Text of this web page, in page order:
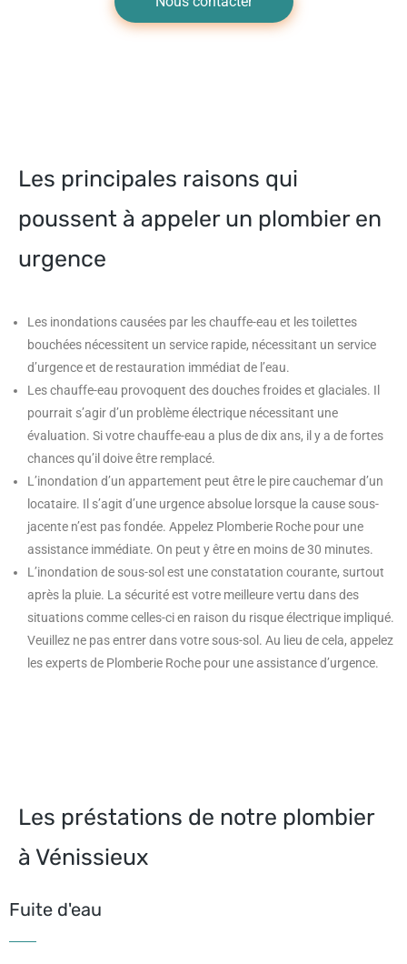
Les principales raisons qui
poussent à appeler un plombier en
urgence
Les inondations causées par les chauffe-eau et les toilettes
bouchées nécessitent un service rapide, nécessitant un service
d’urgence et de restauration immédiat de l’eau.
Les chauffe-eau provoquent des douches froides et glaciales. Il
pourrait s’agir d’un problème électrique nécessitant une
évaluation. Si votre chauffe-eau a plus de dix ans, il y a de fortes
chances qu’il doive être remplacé.
L’inondation d’un appartement peut être le pire cauchemar d’un
locataire. Il s’agit d’une urgence absolue lorsque la cause sous-
jacente n’est pas fondée. Appelez Plomberie Roche pour une
assistance immédiate. On peut y être en moins de 30 minutes.
L’inondation de sous-sol est une constatation courante, surtout
après la pluie. La sécurité est votre meilleure vertu dans des
situations comme celles-ci en raison du risque électrique impliqué.
Veuillez ne pas entrer dans votre sous-sol. Au lieu de cela, appelez
les experts de Plomberie Roche pour une assistance d’urgence.
Les préstations de notre plombier
à Vénissieux
Fuite d'eau